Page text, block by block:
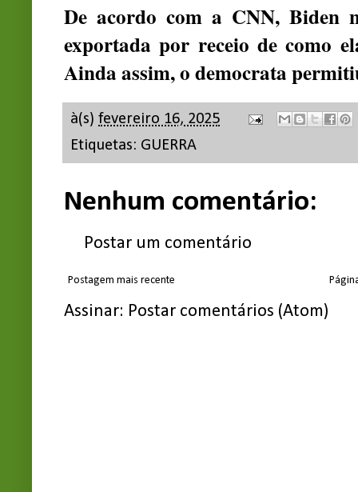
De acordo com a CNN, Biden
exportada por receio de como
Ainda assim, o democrata
à(s) fevereiro 16, 2025
Etiquetas: GUERRA
Nenhum comentário:
Postar um comentário
Postagem mais recente
Assinar: Postar comentários (Atom)